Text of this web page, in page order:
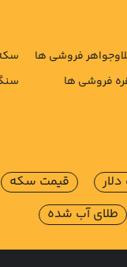
فروشی ها
فروشی ها
قیمت سکه
طلای آب شده